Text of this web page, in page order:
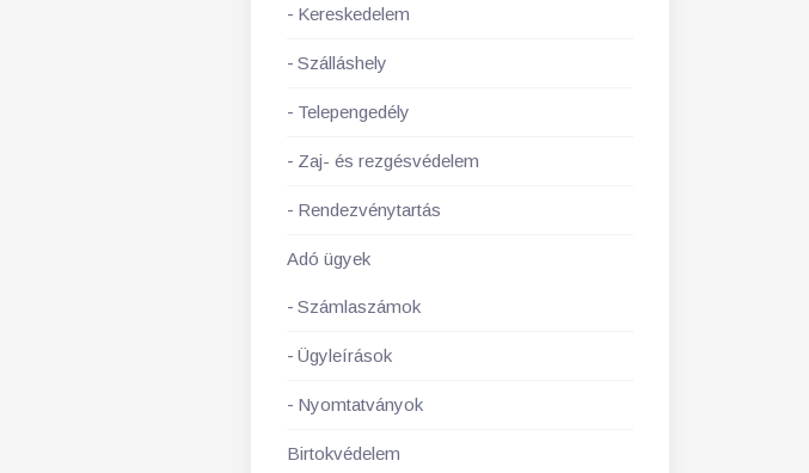
Kereskedelem
Szálláshely
Telepengedély
Zaj- és rezgésvédelem
Rendezvénytartás
Adó ügyek
Számlaszámok
Ügyleírások
Nyomtatványok
Birtokvédelem